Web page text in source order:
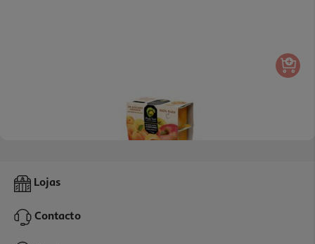
Puré De Fruta Pom`bel Maçã E Alperce 4x100g
2,75 €
Lojas
Contacto